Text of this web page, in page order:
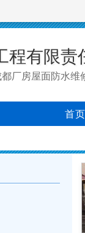
程有限责
厂房屋面防水维
首页